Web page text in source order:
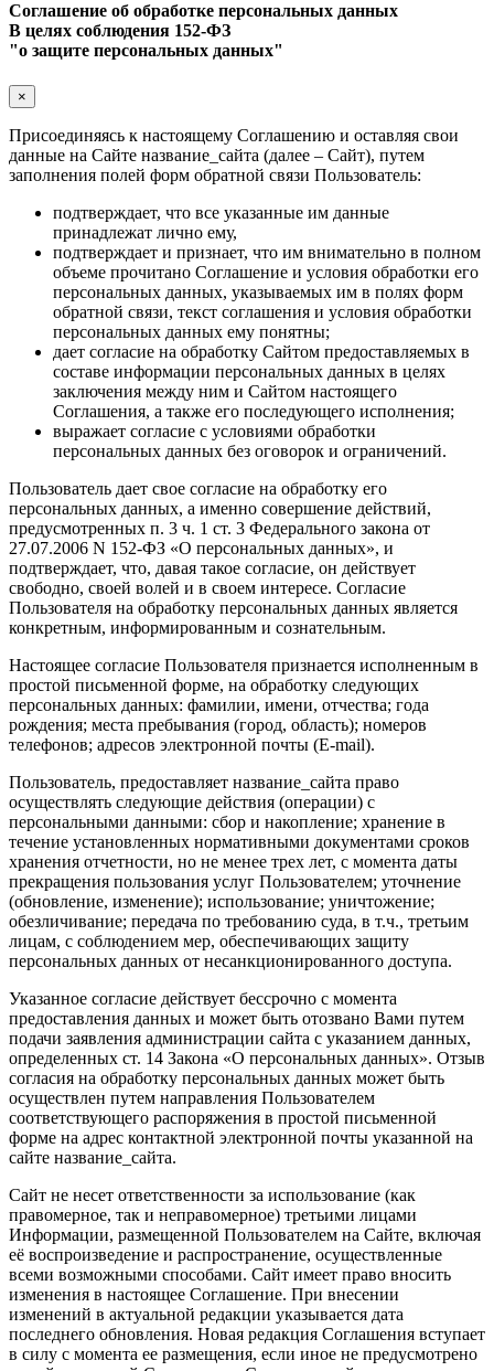
Соглашение об обработке персональных данных
В целях соблюдения 152-ФЗ
"о защите персональных данных"
×
Присоединяясь к настоящему Соглашению и оставляя свои
данные на Сайте название_сайта (далее – Сайт), путем
заполнения полей форм обратной связи Пользователь:
подтверждает, что все указанные им данные
принадлежат лично ему,
подтверждает и признает, что им внимательно в полном
объеме прочитано Соглашение и условия обработки его
персональных данных, указываемых им в полях форм
обратной связи, текст соглашения и условия обработки
персональных данных ему понятны;
дает согласие на обработку Сайтом предоставляемых в
составе информации персональных данных в целях
заключения между ним и Сайтом настоящего
Соглашения, а также его последующего исполнения;
выражает согласие с условиями обработки
персональных данных без оговорок и ограничений.
Пользователь дает свое согласие на обработку его
персональных данных, а именно совершение действий,
предусмотренных п. 3 ч. 1 ст. 3 Федерального закона от
27.07.2006 N 152-ФЗ «О персональных данных», и
подтверждает, что, давая такое согласие, он действует
свободно, своей волей и в своем интересе. Согласие
Пользователя на обработку персональных данных является
конкретным, информированным и сознательным.
Настоящее согласие Пользователя признается исполненным в
простой письменной форме, на обработку следующих
персональных данных: фамилии, имени, отчества; года
рождения; места пребывания (город, область); номеров
телефонов; адресов электронной почты (E-mail).
Пользователь, предоставляет название_сайта право
осуществлять следующие действия (операции) с
персональными данными: сбор и накопление; хранение в
течение установленных нормативными документами сроков
хранения отчетности, но не менее трех лет, с момента даты
прекращения пользования услуг Пользователем; уточнение
(обновление, изменение); использование; уничтожение;
обезличивание; передача по требованию суда, в т.ч., третьим
лицам, с соблюдением мер, обеспечивающих защиту
персональных данных от несанкционированного доступа.
Указанное согласие действует бессрочно с момента
предоставления данных и может быть отозвано Вами путем
подачи заявления администрации сайта с указанием данных,
определенных ст. 14 Закона «О персональных данных». Отзыв
согласия на обработку персональных данных может быть
осуществлен путем направления Пользователем
соответствующего распоряжения в простой письменной
форме на адрес контактной электронной почты указанной на
сайте название_сайта.
Сайт не несет ответственности за использование (как
правомерное, так и неправомерное) третьими лицами
Информации, размещенной Пользователем на Сайте, включая
её воспроизведение и распространение, осуществленные
всеми возможными способами. Сайт имеет право вносить
изменения в настоящее Соглашение. При внесении
изменений в актуальной редакции указывается дата
последнего обновления. Новая редакция Соглашения вступает
в силу с момента ее размещения, если иное не предусмотрено